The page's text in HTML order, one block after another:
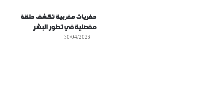
حفريات مغربية تكشف حلقة
مفصلية في تطور البشر
30/04/2026